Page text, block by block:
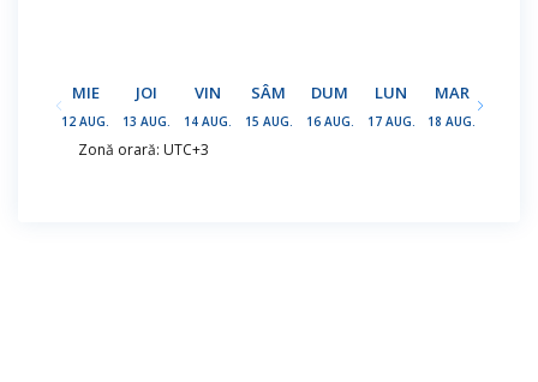
MIE
12 AUG.
JOI
13 AUG.
VIN
14 AUG.
SÂM
15 AUG.
DUM
16 AUG.
LUN
17 AUG.
MAR
18 AUG.
Zonă orară: UTC+3